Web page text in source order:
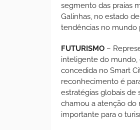
segmento das praias
Galinhas, no estado
tendências no mundo
FUTURISMO –
inteligente do mundo,
concedida no Smart
reconhecimento é
estratégias globais de
chamou a atenção do
importante para o